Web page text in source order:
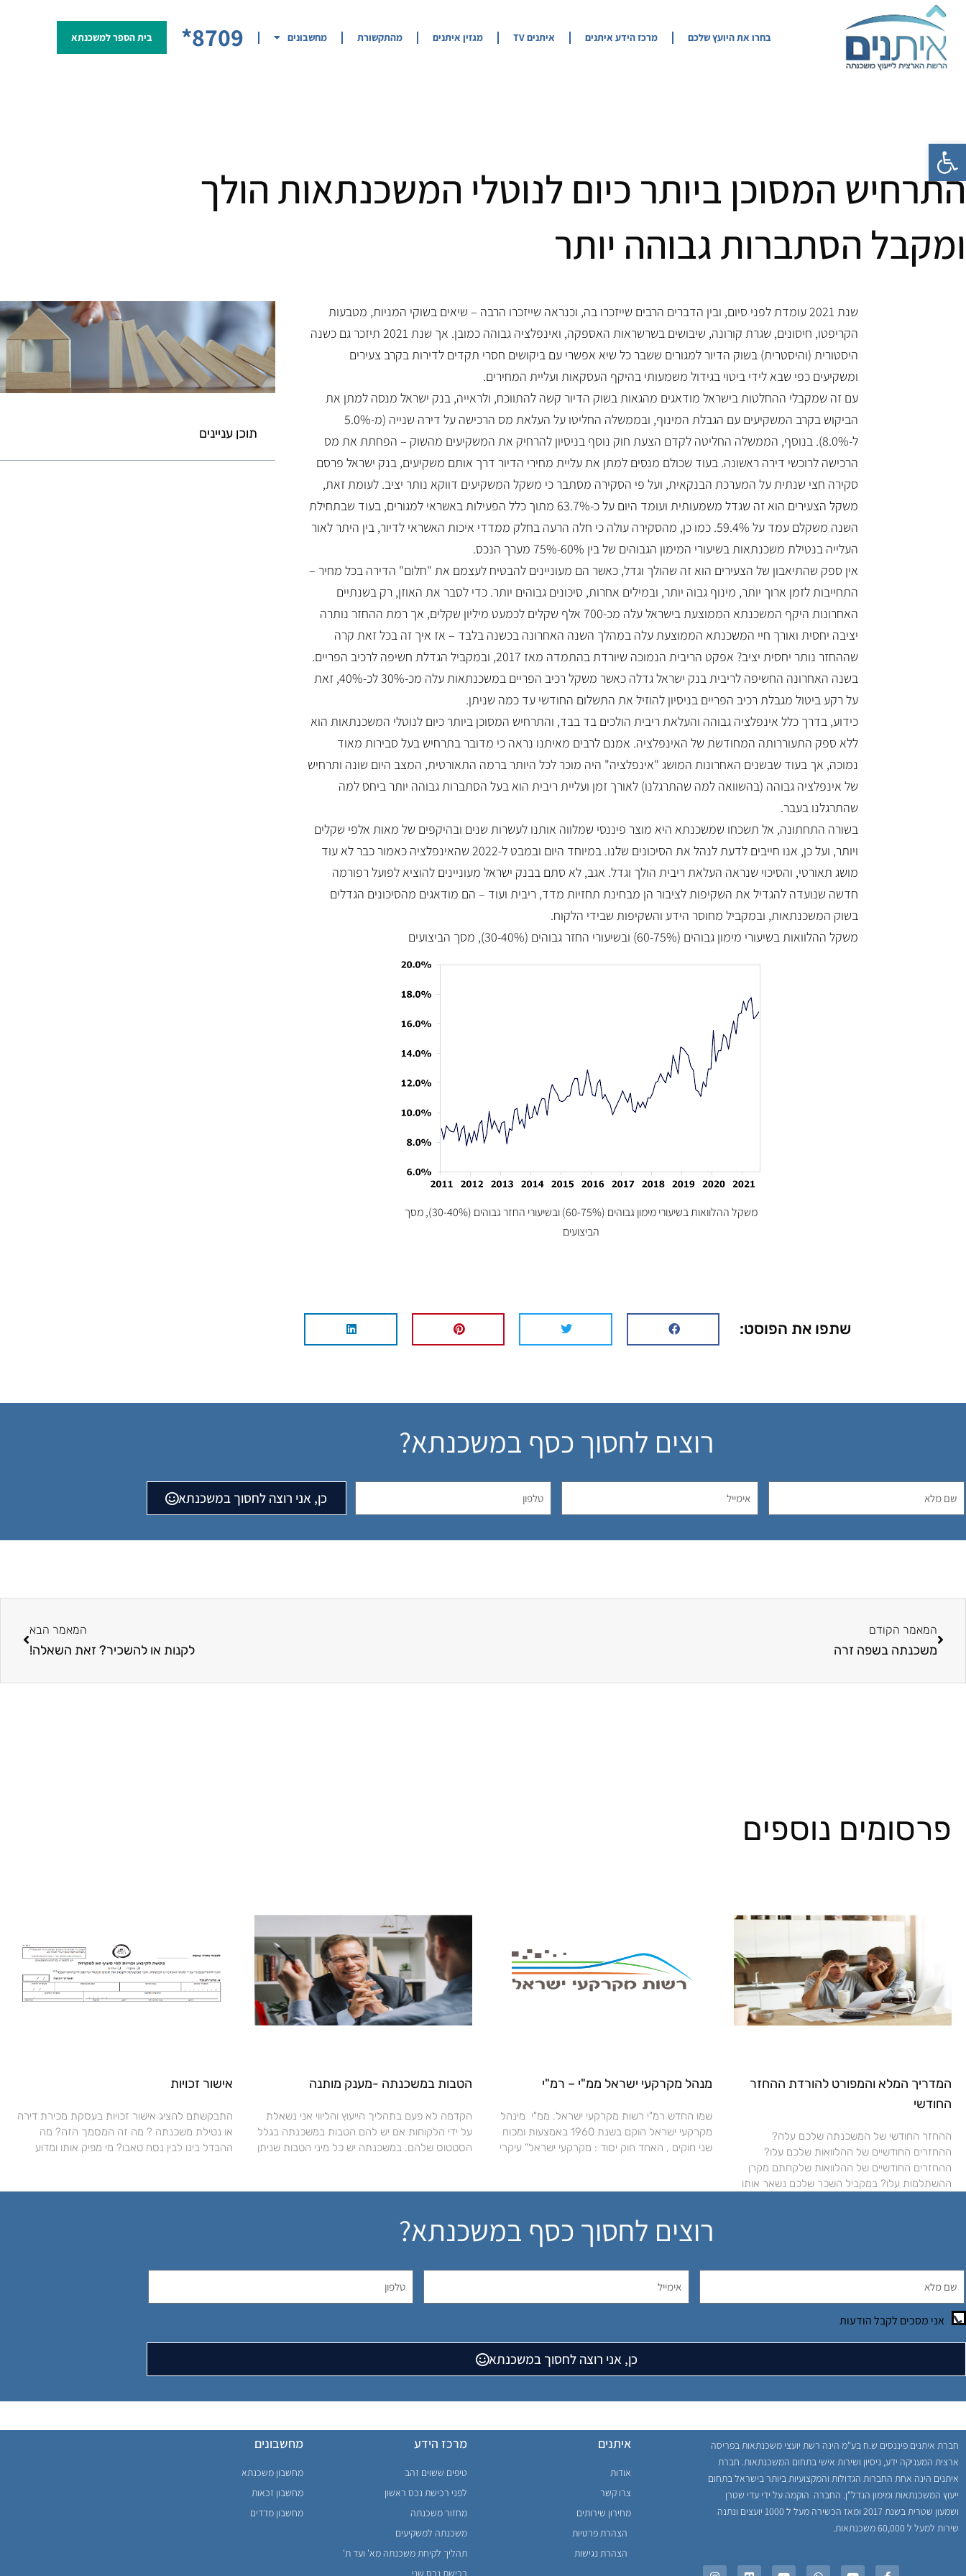
פתח סרגל נגישות
בחרו את היועץ שלכם מרכז הידע איתנים​ איתנים TV מגזין איתנים מהתקשורת מחשבונים 8709* בית הספר למשכנתא
התרחיש המסוכן ביותר כיום לנוטלי המשכנתאות הולך
ומקבל הסתברות גבוהה יותר
שנת 2021 עומדת לפני סיום, ובין הדברים הרבים שייזכרו בה, וכנראה שייזכרו הרבה – שיאים בשוקי המניות, מטבעות
הקריפטו, חיסונים, שגרת קורונה, שיבושים בשרשראות האספקה, ואינפלציה גבוהה כמובן. אך שנת 2021 תיזכר גם כשנה
היסטורית (והיסטרית) בשוק הדיור למגורים ששבר כל שיא אפשרי עם ביקושים חסרי תקדים לדירות בקרב צעירים
ומשקיעים כפי שבא לידי ביטוי בגידול משמעותי בהיקף העסקאות ועליית המחירים.
עם זה שמקבלי ההחלטות בישראל מודאגים מהגאות בשוק הדיור קשה להתווכח, ולראייה, בנק ישראל מנסה למתן את
הביקוש בקרב המשקיעים עם הגבלת המינוף, ובממשלה החליטו על העלאת מס הרכישה על דירה שנייה (מ-5.0%
ל-8.0%). בנוסף, הממשלה החליטה לקדם הצעת חוק נוסף בניסיון להרחיק את המשקיעים מהשוק – הפחתת את מס
הרכישה לרוכשי דירה ראשונה. בעוד שכולם מנסים למתן את עליית מחירי הדיור דרך אותם משקיעים, בנק ישראל פרסם
סקירה חצי שנתית על המערכת הבנקאית, ועל פי הסקירה מסתבר כי משקל המשקיעים דווקא נותר יציב. לעומת זאת,
משקל הצעירים הוא זה שגדל משמעותית ועומד היום על כ-63.7% מתוך כלל הפעילות באשראי למגורים, בעוד שבתחילת
השנה משקלם עמד על 59.4%. כמו כן, מהסקירה עולה כי חלה הרעה בחלק ממדדי איכות האשראי לדיור, בין היתר לאור
העלייה בנטילת משכנתאות בשיעורי המימון הגבוהים של בין 60%-75% מערך הנכס.
אין ספק שהתיאבון של הצעירים הוא זה שהולך וגדל, כאשר הם מעוניינים להבטיח לעצמם את "חלום" הדירה בכל מחיר –
התחייבות לזמן ארוך יותר, מינוף גבוה יותר, ובמילים אחרות, סיכונים גבוהים יותר. כדי לסבר את האוזן, רק בשנתיים
האחרונות היקף המשכנתא הממוצעת בישראל עלה מכ-700 אלף שקלים לכמעט מיליון שקלים, אך רמת ההחזר נותרה
יציבה יחסית ואורך חיי המשכנתא הממוצעת עלה במהלך השנה האחרונה בכשנה בלבד – אז איך זה בכל זאת קרה
שההחזר נותר יחסית יציב? אפקט הריבית הנמוכה שיורדת בהתמדה מאז 2017, ובמקביל הגדלת חשיפה לרכיב הפריים.
בשנה האחרונה החשיפה לריבית בנק ישראל גדלה כאשר משקל רכיב הפריים במשכנתאות עלה מכ-30% לכ-40%, זאת
על רקע ביטול מגבלת רכיב הפריים בניסיון להוזיל את התשלום החודשי עד כמה שניתן.
כידוע, בדרך כלל אינפלציה גבוהה והעלאת ריבית הולכים בד בבד, והתרחיש המסוכן ביותר כיום לנוטלי המשכנתאות הוא
ללא ספק התעוררותה המחודשת של האינפלציה. אמנם לרבים מאיתנו נראה כי מדובר בתרחיש בעל סבירות מאוד
נמוכה, אך בעוד שבשנים האחרונות המושג "אינפלציה" היה מוכר לכל היותר ברמה התאורטית, המצב היום שונה ותרחיש
של אינפלציה גבוהה (בהשוואה למה שהתרגלנו) לאורך זמן ועליית ריבית הוא בעל הסתברות גבוהה יותר ביחס למה
שהתרגלנו בעבר.
בשורה התחתונה, אל תשכחו שמשכנתא היא מוצר פיננסי שמלווה אותנו לעשרות שנים ובהיקפים של מאות אלפי שקלים
ויותר, ועל כן, אנו חייבים לדעת לנהל את הסיכונים שלנו. במיוחד היום ובמבט ל-2022 שהאינפלציה כאמור כבר לא עוד
מושג תאורטי, והסיכוי שנראה העלאת ריבית הולך וגדל. אגב, לא סתם בבנק ישראל מעוניינים להוציא לפועל רפורמה
חדשה שנועדה להגדיל את השקיפות לציבור הן מבחינת תחזיות מדד, ריבית ועוד – הם מודאגים מהסיכונים הגדלים
בשוק המשכנתאות, ובמקביל מחוסר הידע והשקיפות שבידי הלקוח.
משקל ההלוואות בשיעורי מימון גבוהים (60-75%) ובשיעורי החזר גבוהים (30-40%), מסך הביצועים
משקל ההלוואות בשיעורי מימון גבוהים (60-75%) ובשיעורי החזר גבוהים (30-40%), מסך
הביצועים
שתפו את הפוסט:
תוכן עניינים
רוצים לחסוך כסף במשכנתא?
כן, אני רוצה לחסוך במשכנתא
המאמר הקודם
משכנתה בשפה זרה
המאמר הבא
לקנות או להשכיר? זאת השאלה!
פרסומים נוספים
המדריך המלא והמפורט להורדת ההחזר
החודשי
ההחזר החודשי של המשכנתה שלכם עלה?
ההחזרים החודשיים של ההלוואות שלכם עלו?
ההחזרים החודשיים של ההלוואות שלקחתם מקרן
ההשתלמות עלו? במקביל השכר שלכם נשאר אותו
מנהל מקרקעי ישראל ממ"י – רמ"י
שמו החדש רמ"י רשות מקרקעי ישראל. ממ"י מינהל
מקרקעי ישראל הוקם בשנת 1960 באמצעות ומכוח
שני חוקים , האחד חוק יסוד : מקרקעי ישראל" עיקרי
הטבות במשכנתה -מענק מותנה
הקדמה לא פעם בתהליך הייעוץ והליווי אני נשאלת
על ידי הלקוחות אם יש להם הטבות במשכנתה בגלל
הסטטוס שלהם. במשכנתה יש כל מיני הטבות שניתן
אישור זכויות
התבקשתם להציג אישור זכויות בעסקת מכירת דירה
או נטילת משכנתה ? מה זה המסמך הזה? מה
ההבדל בינו לבין נסח טאבו? מי מפיק אותו ומדוע
רוצים לחסוך כסף במשכנתא?
אני מסכים לקבל הודעות
כן, אני רוצה לחסוך במשכנתא
חברת איתנים פיננסים ש.ח בע"מ הינה רשת יועצי משכנתאות בפריסה
ארצית המעניקה ידע, ניסיון ושירות אישי בתחום המשכנתאות. חברת
איתנים הינה אחת החברות הגדולות והמקצועיות ביותר בישראל בתחום
ייעוץ המשכנתאות ומימון הנדל"ן. החברה הוקמה על ידי עדי שטרן
ושמעון שטרית בשנת 2017 ומאז הכשירה מעל ל 1000 יועצים ונתנה
שירות למעל ל 60,000 משכנתאות.
איתנים
אודות
צרו קשר
מחירון שירותים
הצהרת פרטיות
הצהרת נגישות
מרכז הידע
טיפים ששוים זהב
לפני רכישת נכס ראשון
מחזור משכנתה
משכנתה למשקיעים
תהליך לקיחת משכנתה מא' ועד ת'
רכישת נכס שני
מחשבונים
מחשבון משכנתא
מחשבון זכאות
מחשבון מדדים